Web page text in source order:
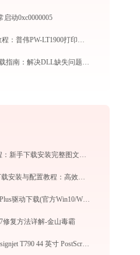
启动0xc0000005
(2026最新)详尽教程：普伟PW-LT1900打印机驱动的正确下载与安装方式
Qt5OpenGL.dll下载指南：解决DLL缺失问题的完整方案（适用于Win10/Win11）
全民K歌安装教程：新手下载安装完整图文步骤
ACDSee电脑版下载安装与配置教程：高效好用的经典专业看图与图像管理工具
HP LaserJet 1020 Plus驱动下载(官方Win10/Win11)
修复方法详解-金山毒霸
完美解决惠普 Designjet T790 44 英寸 PostScript ePrinter (CR650A)打印机驱动安装困扰，全面下载安装教程